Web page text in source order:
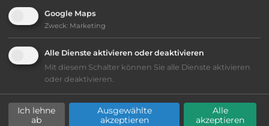
Telefon:
naturbelassener Platz
Google Maps
Zweck: Marketing
Alle Dienste aktivieren oder deaktivieren
Mit diesem Schalter können Sie alle Dienste aktivieren
oder deaktivieren.
Ich lehne
ab
Ausgewählte
akzeptieren
Alle
akzeptieren